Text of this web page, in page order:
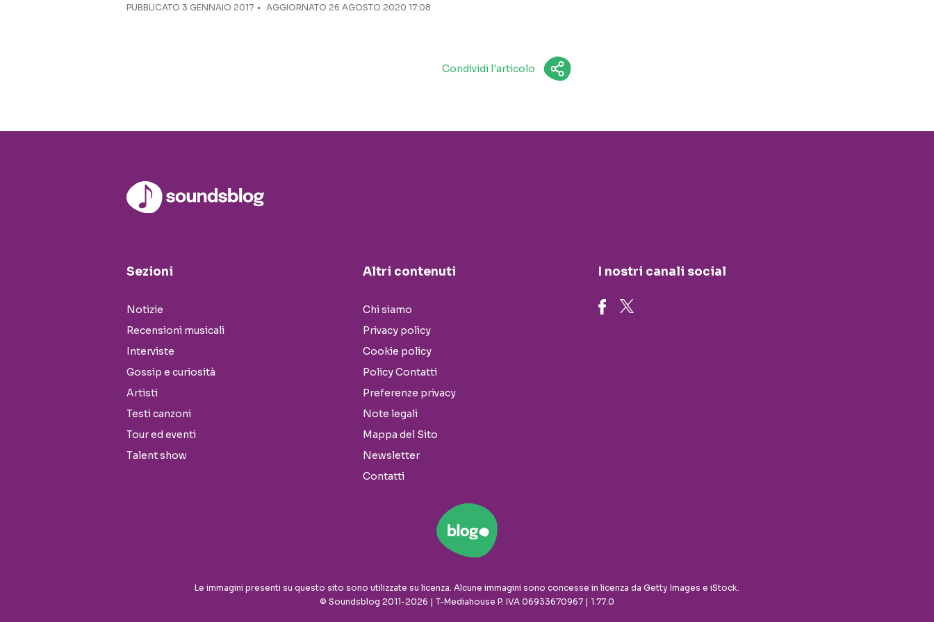
PUBBLICATO 3 GENNAIO 2017 AGGIORNATO 26 AGOSTO 2020 17:08
Condividi l'articolo
Sezioni
Notizie
Recensioni musicali
Interviste
Gossip e curiosità
Artisti
Testi canzoni
Tour ed eventi
Talent show
Altri contenuti
Chi siamo
Privacy policy
Cookie policy
Policy Contatti
Preferenze privacy
Note legali
Mappa del Sito
Newsletter
Contatti
I nostri canali social
Le immagini presenti su questo sito sono utilizzate su licenza. Alcune immagini sono concesse in licenza da Getty Images e iStock.
© Soundsblog 2011-2026 | T-Mediahouse P. IVA 06933670967 | 1.77.0